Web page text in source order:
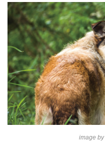
image by